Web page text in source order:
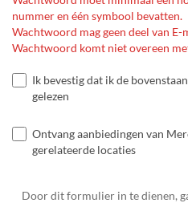
nummer en één symbool bevatten.
Wachtwoord mag geen deel van E-
Wachtwoord komt niet overeen
Ik bevestig dat ik de
gelezen
Ontvang aanbiedingen van
gerelateerde locaties
Door dit formulier in te dienen,